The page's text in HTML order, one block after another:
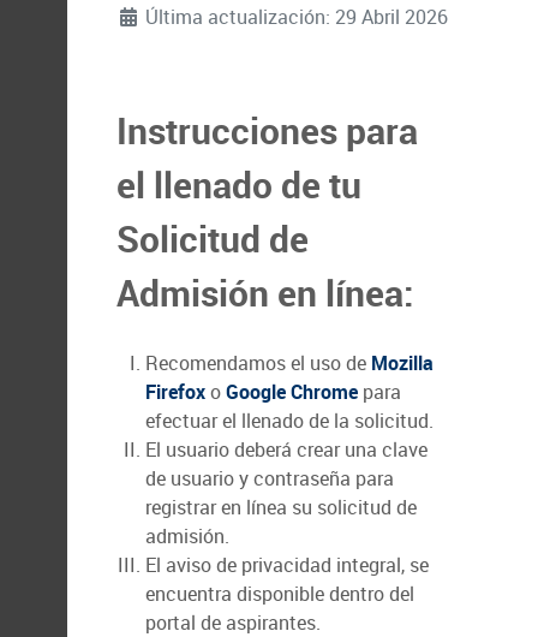
Última actualización: 29 Abril 2026
Instrucciones para
el llenado de tu
Solicitud de
Admisión en línea:
Recomendamos el uso de Mozilla
FirefoxoGoogle Chrome para
efectuar el llenado de la solicitud.
El usuario deberá crear una clave
de usuario y contraseña para
registrar en línea su solicitud de
admisión.
El aviso de privacidad integral, se
encuentra disponible dentro del
portal de aspirantes.